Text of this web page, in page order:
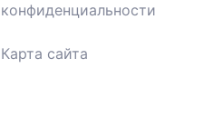
конфиденциальности
Карта сайта